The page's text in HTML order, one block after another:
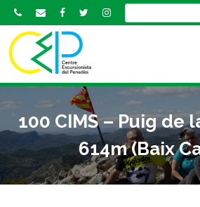
k
e
100 CIMS – Puig de
614m (Baix